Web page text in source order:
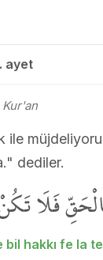
ayet
ile
dediler.
فَلَا
hakkı fe la